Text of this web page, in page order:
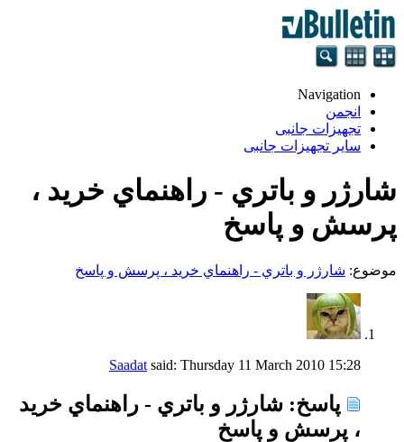
Navigation
انجمن
تجهيزات جانبی
سایر تجهیزات جانبی
شارژر و باتري - راهنماي خريد ،
پرسش و پاسخ
موضوع: شارژر و باتري - راهنماي خريد ، پرسش و پاسخ
Saadat said: Thursday 11 March 2010 15:28
پاسخ: شارژر و باتري - راهنماي خريد
، پرسش و پاسخ